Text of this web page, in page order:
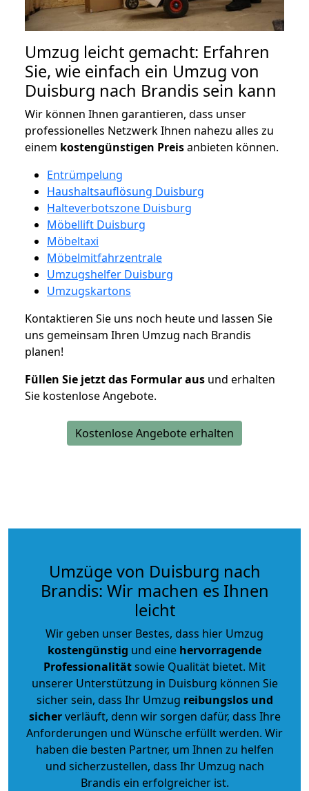
Umzug leicht gemacht: Erfahren
Sie, wie einfach ein Umzug von
Duisburg nach Brandis sein kann
Wir können Ihnen garantieren, dass unser
professionelles Netzwerk Ihnen nahezu alles zu
einem kostengünstigen Preisanbieten können.
Entrümpelung
Haushaltsauflösung Duisburg
Halteverbotszone Duisburg
Möbellift Duisburg
Möbeltaxi
Möbelmitfahrzentrale
Umzugshelfer Duisburg
Umzugskartons
Kontaktieren Sie uns noch heute und lassen Sie
uns gemeinsam Ihren Umzug nach Brandis
planen!
Füllen Sie jetzt das Formular aus und erhalten
Sie kostenlose Angebote.
Kostenlose Angebote erhalten
Umzüge von Duisburg nach
Brandis: Wir machen es Ihnen
leicht
Wir geben unser Bestes, dass hier Umzug
kostengünstig und eine hervorragende
Professionalitätsowie Qualität bietet. Mit
unserer Unterstützung in Duisburg können Sie
sicher sein, dass Ihr Umzug reibungslos und
sicherverläuft, denn wir sorgen dafür, dass Ihre
Anforderungen und Wünsche erfüllt werden. Wir
haben die besten Partner, um Ihnen zu helfen
und sicherzustellen, dass Ihr Umzug nach
Brandis ein erfolgreicher ist.